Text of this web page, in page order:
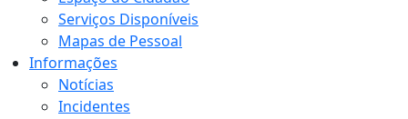
Serviços Disponíveis
Mapas de Pessoal
Informações
Notícias
Incidentes